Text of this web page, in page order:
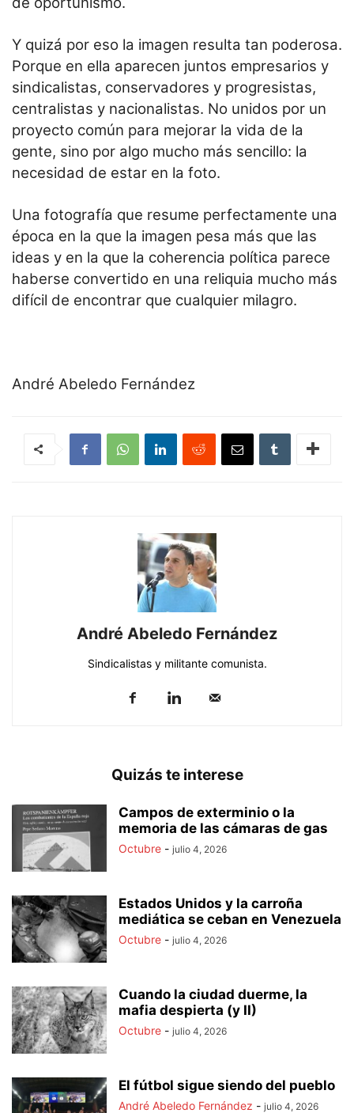
Y quizá por eso la imagen resulta tan poderosa.
Porque en ella aparecen juntos empresarios y
sindicalistas, conservadores y progresistas,
centralistas y nacionalistas. No unidos por un
proyecto común para mejorar la vida de la
gente, sino por algo mucho más sencillo: la
necesidad de estar en la foto.
Una fotografía que resume perfectamente una
época en la que la imagen pesa más que las
ideas y en la que la coherencia política parece
haberse convertido en una reliquia mucho más
difícil de encontrar que cualquier milagro.
André Abeledo Fernández
André Abeledo Fernández
Sindicalistas y militante comunista.
Quizás te interese
Campos de exterminio o la
memoria de las cámaras de gas
Octubre - julio 4, 2026
Estados Unidos y la carroña
mediática se ceban en Venezuela
Octubre - julio 4, 2026
Cuando la ciudad duerme, la
mafia despierta (y II)
Octubre - julio 4, 2026
El fútbol sigue siendo del pueblo
André Abeledo Fernández - julio 4, 2026